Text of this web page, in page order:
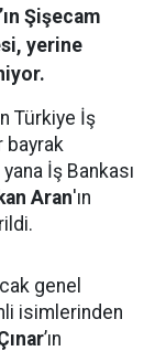
Şişecam
yerine
Türkiye İş
bayrak
İş Bankası
Aran'ın
genel
isimlerinden
’ın